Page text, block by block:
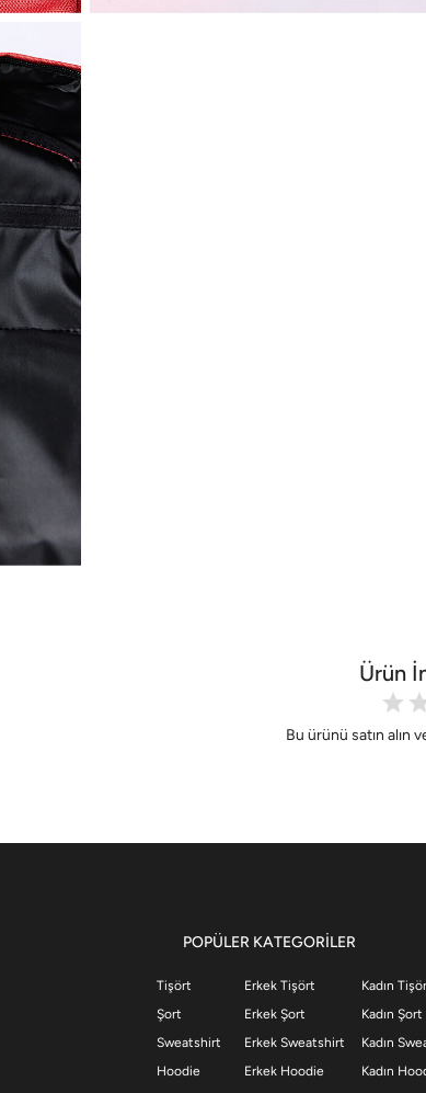
Ürün
Bu ürünü satın alın
POPÜLER KATEGORİLER
Tişört
Şort
Sweatshirt
Hoodie
Erkek Tişört
Erkek Şort
Erkek Sweatshirt
Erkek Hoodie
Kadın
Kadın Şort
Kadın
Kadın